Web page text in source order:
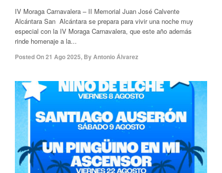
IV Moraga Carnavalera – II Memorial Juan José Calvente
Alcántara San Alcántara se prepara para vivir una noche muy
especial con la IV Moraga Carnavalera, que este año además
rinde homenaje a la...
Posted On21 Ago 2025, ByAntonio Álvarez